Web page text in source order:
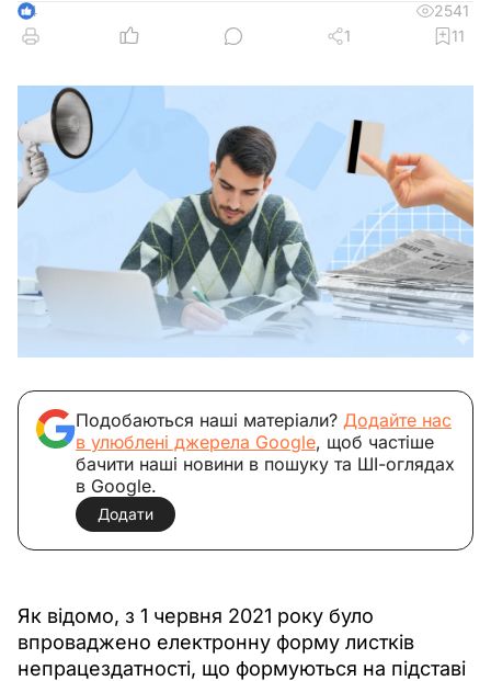
4
2541
1
11
Подобаються наші матеріали? Додайте нас
в улюблені джерела Google, щоб частіше
бачити наші новини в пошуку та ШІ-оглядах
в Google.
Додати
Як відомо, з 1 червня 2021 року було
впроваджено електронну форму листків
непрацездатності, що формуються на підставі